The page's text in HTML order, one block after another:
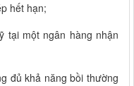
hết hạn;
tại một ngân hàng nhận
đủ khả năng bồi thường